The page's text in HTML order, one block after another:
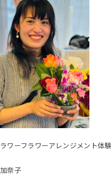
ワーフラワーアレンジメント体験
奈子